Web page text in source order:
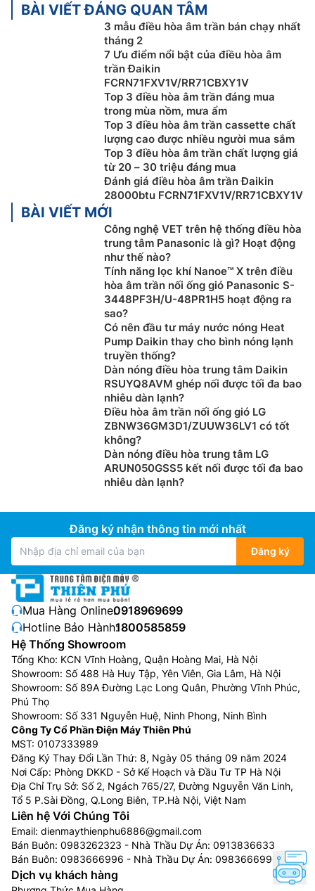
Tùy vào từng chủng loại dàn lạnh mà độ ồn giao động
từ 32 dB(A) đến 45 dB(A). Dàn nóng vận hành ở mức
độ ồn từ 48 dB(A) đến 58 dB(A). Dữ liệu dựa trên “Ví
dụ về các mức độ âm thanh”, Bộ Môi Trường Nhật Bản,
Cánh tản nhiệt dàn nóng được xử lý chống ăn
Để nâng cao độ bền bằng cách cải thiện khả năng
chịu đựng ăn mòn do muối và ô nhiễm không khí,
hòa âm trần cassette Daikin1 chiều 28000btu
FCRN71FXV1V/RR71CBXY1V được trao đổi nhiệt được
xử lý chống ăn mòn (đã được xử lý sơ bộ bằng acryl)
được sử dụng cho dàn trao đổi nhiệt tại dàn nóng.
Phin lọc siêu bền
Điều hòa âm trần Đaikin 1 chiều 28000btu
FCRN71FXV1V/RR71CBXY1V được trang bị phin lọc
siêu bền chỉ cần được vệ sinh thường xuyên và có thể
thay thế sau 4 năm sử dụng.
BÀI VIẾT ĐÁNG QUAN TÂM
3 mẫu điều hòa âm trần bán chạy nhất
tháng 2
7 Ưu điểm nổi bật của điều hòa âm
trần Đaikin
FCRN71FXV1V/RR71CBXY1V
Top 3 điều hòa âm trần đáng mua
trong mùa nồm, mưa ẩm
Top 3 điều hòa âm trần cassette chất
lượng cao được nhiều người mua sắm
Top 3 điều hòa âm trần chất lượng giá
từ 20 – 30 triệu đáng mua
Đánh giá điều hòa âm trần Đaikin
28000btu FCRN71FXV1V/RR71CBXY1V
BÀI VIẾT MỚI
Công nghệ VET trên hệ thống điều hòa
trung tâm Panasonic là gì? Hoạt động
như thế nào?
Tính năng lọc khí Nanoe™ X trên điều
hòa âm trần nối ống gió Panasonic S-
3448PF3H/U-48PR1H5 hoạt động ra
sao?
Có nên đầu tư máy nước nóng Heat
Pump Daikin thay cho bình nóng lạnh
truyền thống?
Dàn nóng điều hòa trung tâm Daikin
RSUYQ8AVM ghép nối được tối đa bao
nhiêu dàn lạnh?
Điều hòa âm trần nối ống gió LG
ZBNW36GM3D1/ZUUW36LV1 có tốt
không?
Dàn nóng điều hòa trung tâm LG
ARUN050GSS5 kết nối được tối đa bao
nhiêu dàn lạnh?
Đăng ký nhận thông tin mới nhất
Đăng ký
Mua Hàng Online:0918969699
Hotline Bảo Hành:1800585859
Hệ Thống Showroom
Tổng Kho: KCN Vĩnh Hoàng, Quận Hoàng Mai, Hà Nội
Showroom: Số 488 Hà Huy Tập, Yên Viên, Gia Lâm, Hà Nội
Showroom: Số 89A Đường Lạc Long Quân, Phường Vĩnh Phúc,
Phú Thọ
Showroom: Số 331 Nguyễn Huệ, Ninh Phong, Ninh Bình
Công Ty Cổ Phần Điện Máy Thiên Phú
MST: 0107333989
Đăng Ký Thay Đổi Lần Thứ: 8, Ngày 05 tháng 09 năm 2024
Nơi Cấp: Phòng DKKD - Sở Kế Hoạch và Đầu Tư TP Hà Nội
Địa Chỉ Trụ Sở: Số 2, Ngách 765/27, Đường Nguyễn Văn Linh,
Tổ 5 P.Sài Đồng, Q.Long Biên, TP.Hà Nội, Việt Nam
Liên hệ Với Chúng Tôi
Email: dienmaythienphu6886@gmail.com
Bán Buôn: 0983262323 - Nhà Thầu Dự Án: 0913836633
Bán Buôn: 0983666996 - Nhà Thầu Dự Án: 0983666996
Dịch vụ khách hàng